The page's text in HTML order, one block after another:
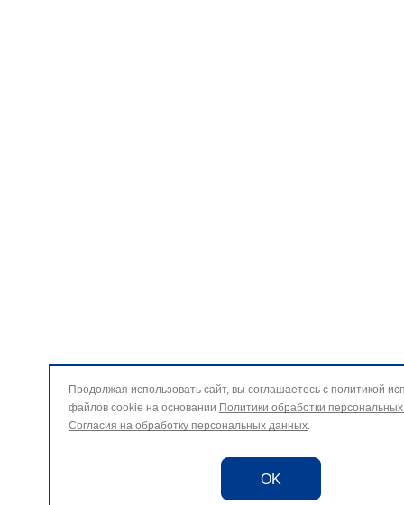
Продолжая использовать сайт, вы соглашаетесь с политикой
файлов cookie на основании Политики обработки
Согласия на обработку персональных данных.
OK